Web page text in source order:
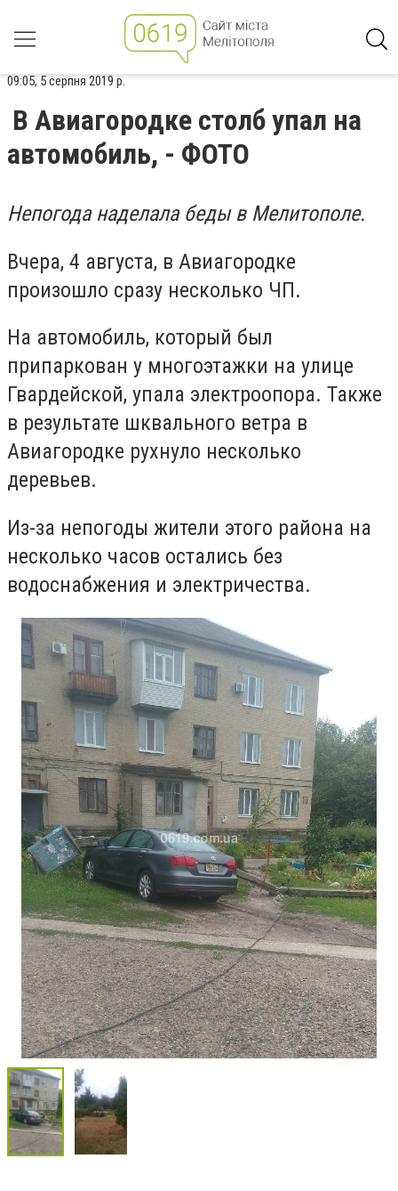
09:05, 5 серпня 2019 р.
В Авиагородке столб упал на
автомобиль, - ФОТО
Непогода наделала беды в Мелитополе.
Вчера, 4 августа, в Авиагородке
произошло сразу несколько ЧП.
На автомобиль, который был
припаркован у многоэтажки на улице
Гвардейской, упала электроопора. Также
в результате шквального ветра в
Авиагородке рухнуло несколько
деревьев.
Из-за непогоды жители этого района на
несколько часов остались без
водоснабжения и электричества.